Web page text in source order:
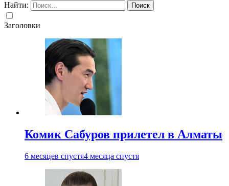
Найти:
Заголовки
Комик Сабуров прилетел в Алматы
6 месяцев спустя4 месяца спустя